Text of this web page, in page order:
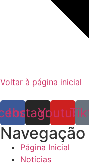
Voltar à página inicial
Instagram
Youtube
Navegação
Página Inicial
Notícias